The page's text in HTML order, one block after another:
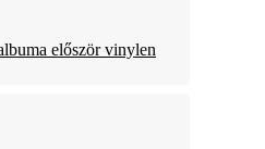
először vinylen